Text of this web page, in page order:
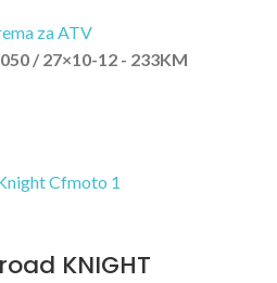
za ATV
/ 27×10-12 - 233KM
KNIGHT